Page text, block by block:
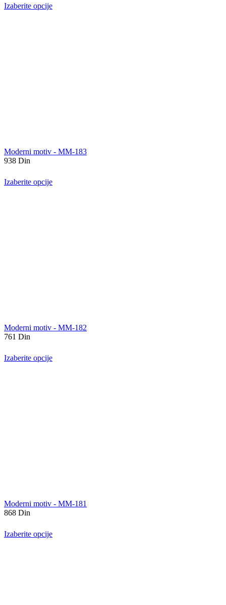
Izaberite opcije
Moderni motiv - MM-183
938 Din
Izaberite opcije
Moderni motiv - MM-182
761 Din
Izaberite opcije
Moderni motiv - MM-181
868 Din
Izaberite opcije